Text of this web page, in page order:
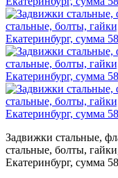
Задвижки стальные,
стальные, болты,
Екатеринбург, сумма